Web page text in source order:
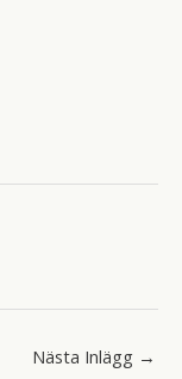
Nästa Inlägg →